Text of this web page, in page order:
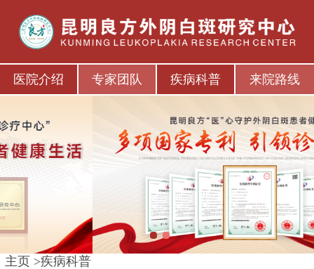
医院介绍 专家团队 疾病科普 来院路线
主页 >疾病科普